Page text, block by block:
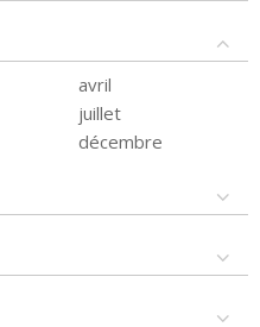
avril
juillet
décembre